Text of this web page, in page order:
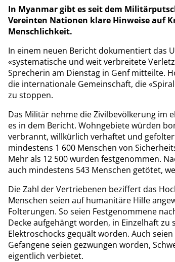
In Myanmar gibt es seit dem
Vereinten Nationen klare Hinweise auf
Menschlichkeit.
In einem neuen Bericht dokumentiert das
«systematische und weit verbreitete
Sprecherin am Dienstag in Genf mitteilte.
die internationale Gemeinschaft, die
zu stoppen.
Das Militär nehme die Zivilbevölkerung im
es in dem Bericht. Wohngebiete würden
verbrannt, willkürlich verhaftet und
mindestens 1 600 Menschen von
Mehr als 12 500 wurden festgenommen.
auch mindestens 543 Menschen getötet,
Die Zahl der Vertriebenen beziffert das
Menschen seien auf humanitäre Hilfe
Folterungen. So seien Festgenommene
Decke aufgehängt worden, in Einzelhaft
Elektroschocks gequält worden. Auch
Gefangene seien gezwungen worden,
eigentlich verbietet.